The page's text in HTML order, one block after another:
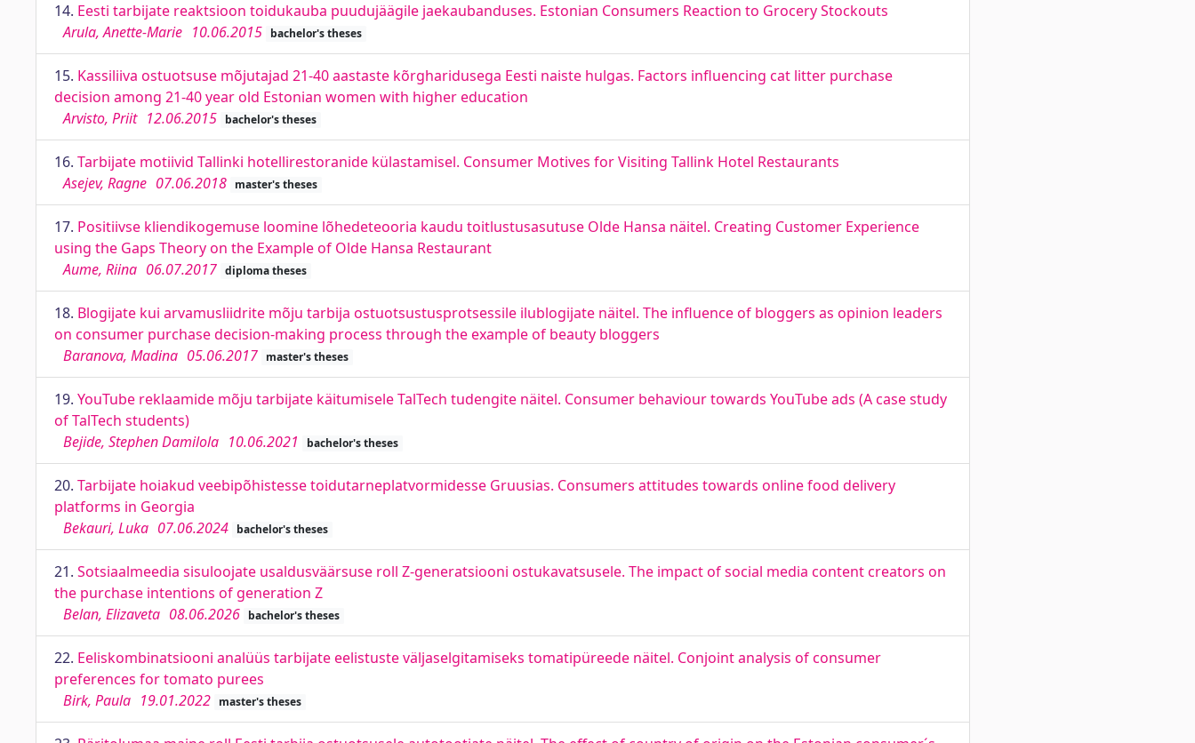
14. Eesti tarbijate reaktsioon toidukauba puudujäägile jaekaubanduses. Estonian Consumers Reaction to Grocery Stockouts
Arula, Anette-Marie 10.06.2015 bachelor's theses
15. Kassiliiva ostuotsuse mõjutajad 21-40 aastaste kõrgharidusega Eesti naiste hulgas. Factors influencing cat litter purchase
decision among 21-40 year old Estonian women with higher education
Arvisto, Priit 12.06.2015 bachelor's theses
16. Tarbijate motiivid Tallinki hotellirestoranide külastamisel. Consumer Motives for Visiting Tallink Hotel Restaurants
Asejev, Ragne 07.06.2018 master's theses
17. Positiivse kliendikogemuse loomine lõhedeteooria kaudu toitlustusasutuse Olde Hansa näitel. Creating Customer Experience
using the Gaps Theory on the Example of Olde Hansa Restaurant
Aume, Riina 06.07.2017 diploma theses
18. Blogijate kui arvamusliidrite mõju tarbija ostuotsustusprotsessile ilublogijate näitel. The influence of bloggers as opinion leaders
on consumer purchase decision-making process through the example of beauty bloggers
Baranova, Madina 05.06.2017 master's theses
19. YouTube reklaamide mõju tarbijate käitumisele TalTech tudengite näitel. Consumer behaviour towards YouTube ads (A case study
of TalTech students)
Bejide, Stephen Damilola 10.06.2021 bachelor's theses
20. Tarbijate hoiakud veebipõhistesse toidutarneplatvormidesse Gruusias. Consumers attitudes towards online food delivery
platforms in Georgia
Bekauri, Luka 07.06.2024 bachelor's theses
21. Sotsiaalmeedia sisuloojate usaldusväärsuse roll Z-generatsiooni ostukavatsusele. The impact of social media content creators on
the purchase intentions of generation Z
Belan, Elizaveta 08.06.2026 bachelor's theses
22. Eeliskombinatsiooni analüüs tarbijate eelistuste väljaselgitamiseks tomatipüreede näitel. Conjoint analysis of consumer
preferences for tomato purees
Birk, Paula 19.01.2022 master's theses